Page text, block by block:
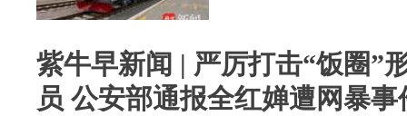
紫牛早新闻 | 严厉打击“饭圈”
员 公安部通报全红婵遭网暴事